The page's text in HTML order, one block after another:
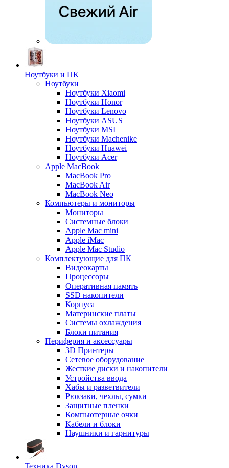
Ноутбуки и ПК
Ноутбуки
Ноутбуки Xiaomi
Ноутбуки Honor
Ноутбуки Lenovo
Ноутбуки ASUS
Ноутбуки MSI
Ноутбуки Machenike
Ноутбуки Huawei
Ноутбуки Acer
Apple MacBook
MacBook Pro
MacBook Air
MacBook Neo
Компьютеры и мониторы
Мониторы
Системные блоки
Apple Mac mini
Apple iMac
Apple Mac Studio
Комплектующие для ПК
Видеокарты
Процессоры
Оперативная память
SSD накопители
Корпуса
Материнские платы
Системы охлаждения
Блоки питания
Периферия и аксессуары
3D Принтеры
Сетевое оборудование
Жесткие диски и накопители
Устройства ввода
Хабы и разветвители
Рюкзаки, чехлы, сумки
Защитные пленки
Компьютерные очки
Кабели и блоки
Наушники и гарнитуры
Техника Dyson